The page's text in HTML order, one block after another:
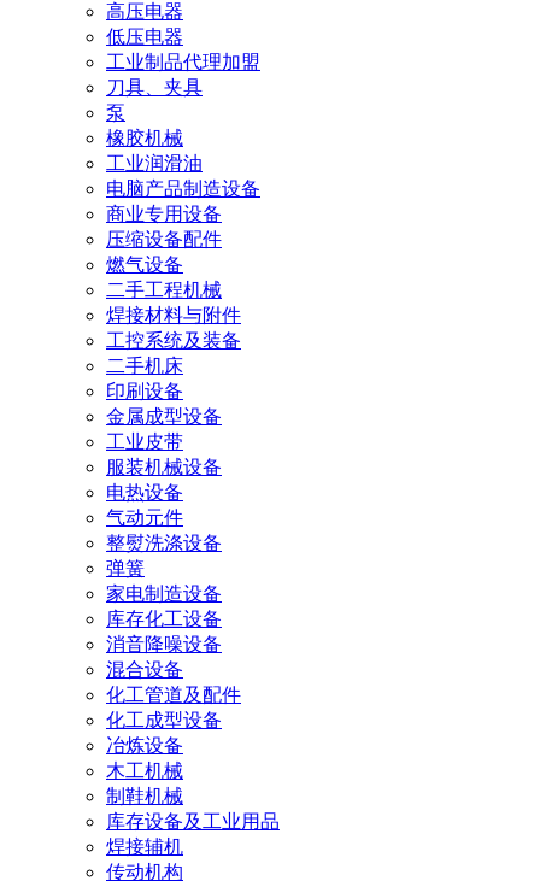
高压电器
低压电器
工业制品代理加盟
刀具、夹具
泵
橡胶机械
工业润滑油
电脑产品制造设备
商业专用设备
压缩设备配件
燃气设备
二手工程机械
焊接材料与附件
工控系统及装备
二手机床
印刷设备
金属成型设备
工业皮带
服装机械设备
电热设备
气动元件
整熨洗涤设备
弹簧
家电制造设备
库存化工设备
消音降噪设备
混合设备
化工管道及配件
化工成型设备
冶炼设备
木工机械
制鞋机械
库存设备及工业用品
焊接辅机
传动机构